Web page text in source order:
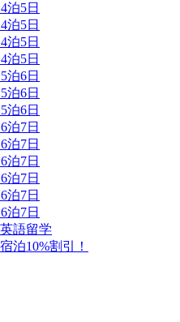
泊5日
泊5日
泊5日
泊5日
泊6日
泊6日
泊6日
泊7日
泊7日
泊7日
泊7日
泊7日
泊7日
語留学
泊10%割引！